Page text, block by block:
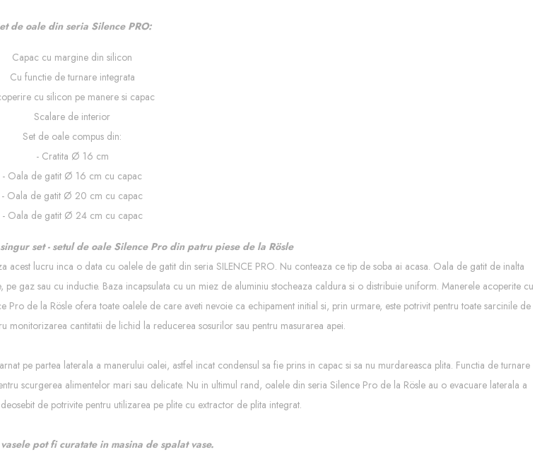
de oale din seria Silence PRO:
Capac cu margine din silicon
Cu functie de turnare integrata
cu silicon pe manere si capac
Scalare de interior
Set de oale compus din:
- Cratita Ø 16 cm
- Oala de gatit Ø 16 cm cu capac
- Oala de gatit Ø 20 cm cu capac
- Oala de gatit Ø 24 cm cu capac
set - setul de oale Silence Pro din patru piese de la Rösle
acest lucru inca o data cu oalele de gatit din seria SILENCE PRO. Nu conteaza ce tip de soba ai acasa. Oala de gatit de inalta
gaz sau cu inductie. Baza incapsulata cu un miez de aluminiu stocheaza caldura si o distribuie uniform. Manerele acoperite cu
de la Rösle ofera toate oalele de care aveti nevoie ca echipament initial si, prin urmare, este potrivit pentru toate sarcinile de
monitorizarea cantitatii de lichid la reducerea sosurilor sau pentru masurarea apei.
pe partea laterala a manerului oalei, astfel incat condensul sa fie prins in capac si sa nu murdareasca plita. Functia de turnare
scurgerea alimentelor mari sau delicate. Nu in ultimul rand, oalele din seria Silence Pro de la Rösle au o evacuare laterala a
de potrivite pentru utilizarea pe plite cu extractor de plita integrat.
pot fi curatate in masina de spalat vase.